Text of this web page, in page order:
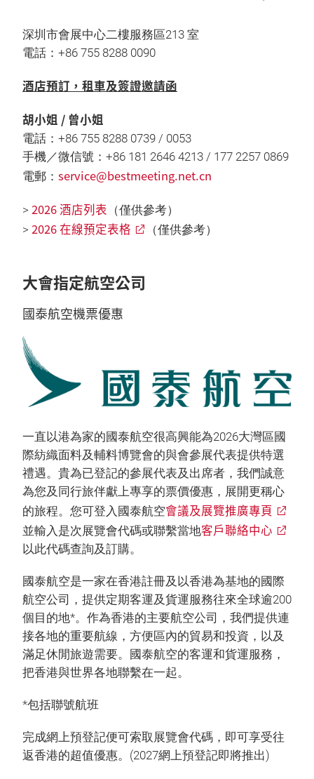
深圳市會展中心二樓服務區213 室
電話：+86 755 8288 0090
酒店預訂，租車及簽證邀請函
胡小姐 / 曾小姐
電話：+86 755 8288 0739 / 0053
手機／微信號：+86 181 2646 4213 / 177 2257 0869
電郵： service@bestmeeting.net.cn
> 2026 酒店列表 （僅供參考）
> 2026 在線預定表格 （僅供參考）
大會指定航空公司
國泰航空機票優惠
一直以港為家的國泰航空很高興能為2026大灣區國
際紡織面料及輔料博覽會的與會參展代表提供特選
禮遇。貴為已登記的參展代表及出席者，我們誠意
為您及同行旅伴獻上專享的票價優惠，展開更稱心
的旅程。您可登入國泰航空會議及展覽推廣專頁
並輸入是次展覽會代碼或聯繫當地客戶聯絡中心
以此代碼查詢及訂購。
國泰航空是一家在香港註冊及以香港為基地的國際
航空公司，提供定期客運及貨運服務往來全球逾200
個目的地*。作為香港的主要航空公司，我們提供連
接各地的重要航線，方便區內的貿易和投資，以及
滿足休閒旅遊需要。國泰航空的客運和貨運服務，
把香港與世界各地聯繫在一起。
*包括聯號航班
完成網上預登記便可索取展覽會代碼，即可享受往
返香港的超值優惠。(2027網上預登記即將推出)